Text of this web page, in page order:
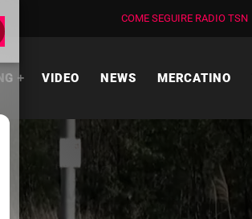
COME SEGUIRE RADIO TSN
VIDEO NEWS MERCATINO